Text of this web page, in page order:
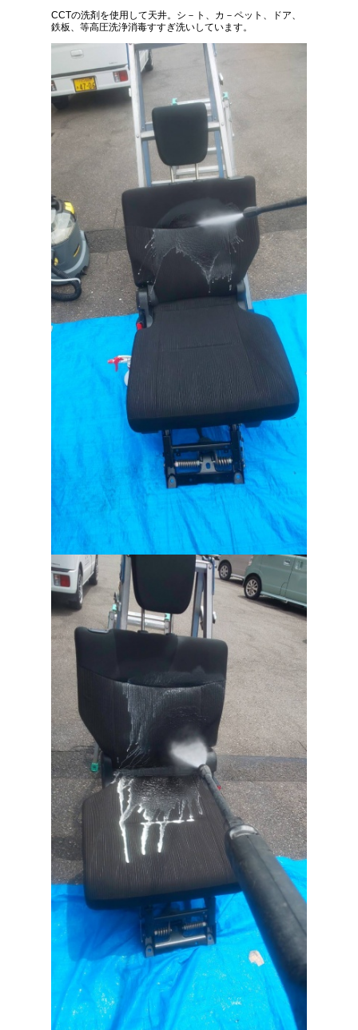
CCTの洗剤を使用して天井。シ－ト、カ－ペット、ドア、
鉄板、等高圧洗浄消毒すすぎ洗いしています。